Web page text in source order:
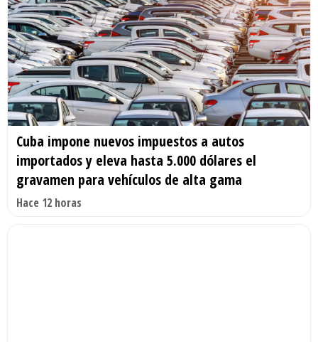
Cuba impone nuevos impuestos a autos
importados y eleva hasta 5.000 dólares el
gravamen para vehículos de alta gama
Hace 12 horas